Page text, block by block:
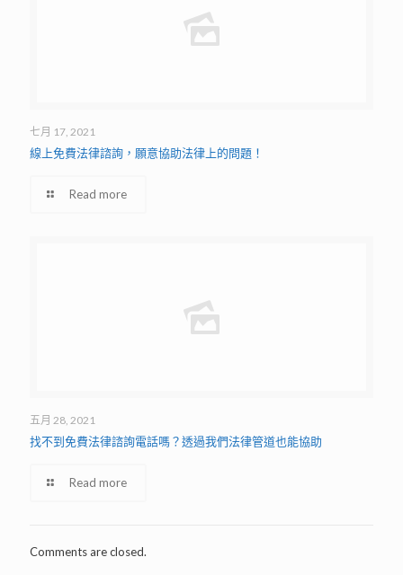
七月 17, 2021
線上免費法律諮詢，願意協助法律上的問題！
Read more
五月 28, 2021
找不到免費法律諮詢電話嗎？透過我們法律管道也能協助
Read more
Comments are closed.